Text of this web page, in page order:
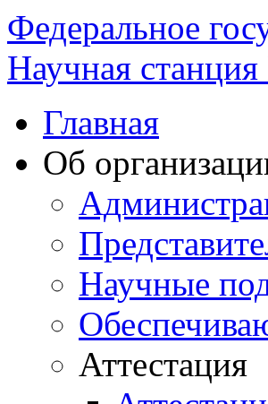
Федеральное
Научная
Главная
Об
Научные
Аттестация